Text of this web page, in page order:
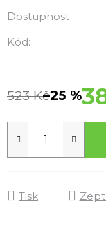
0,0
z
Dostupnost
Kód:
523 Kč–25 %
Tisk